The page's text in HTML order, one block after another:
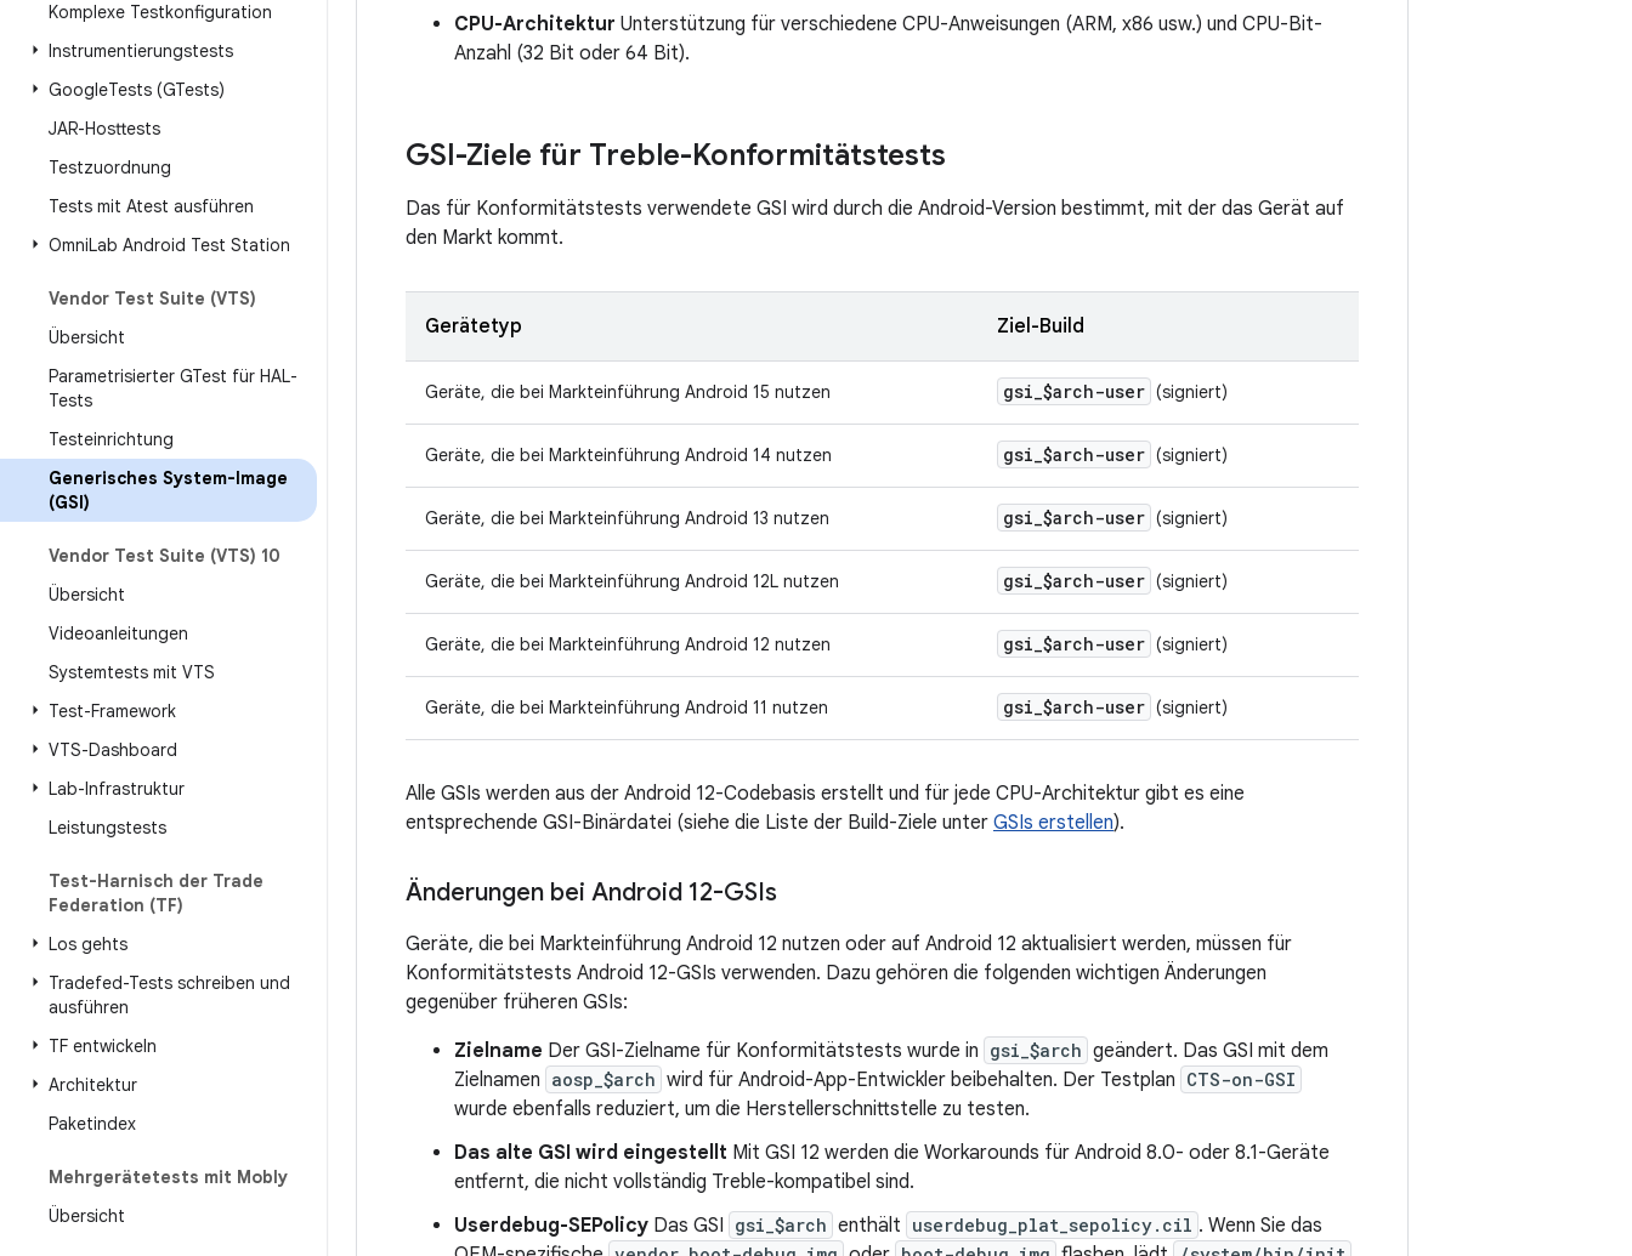
Komplexe Testkonfiguration
Instrumentierungstests
GoogleTests (GTests)
JAR-Hosttests
Testzuordnung
Tests mit Atest ausführen
OmniLab Android Test Station
Vendor Test Suite (VTS)
Übersicht
Parametrisierter GTest für HAL-
Tests
Testeinrichtung
Generisches System-Image
(GSI)
Vendor Test Suite (VTS) 10
Übersicht
Videoanleitungen
Systemtests mit VTS
Test-Framework
VTS-Dashboard
Lab-Infrastruktur
Leistungstests
Test-Harnisch der Trade
Federation (TF)
Los gehts
Tradefed-Tests schreiben und
ausführen
TF entwickeln
Architektur
Paketindex
Mehrgerätetests mit Mobly
Übersicht
CPU-Architektur Unterstützung für verschiedene CPU-Anweisungen (ARM, x86 usw.) und CPU-Bit-
Anzahl (32 Bit oder 64 Bit).
GSI-Ziele für Treble-Konformitätstests
Das für Konformitätstests verwendete GSI wird durch die Android-Version bestimmt, mit der das Gerät auf
den Markt kommt.
Gerätetyp Ziel-Build
Geräte, die bei Markteinführung Android 15 nutzen gsi_$arch-user (signiert)
Geräte, die bei Markteinführung Android 14 nutzen gsi_$arch-user (signiert)
Geräte, die bei Markteinführung Android 13 nutzen gsi_$arch-user (signiert)
Geräte, die bei Markteinführung Android 12L nutzen gsi_$arch-user (signiert)
Geräte, die bei Markteinführung Android 12 nutzen gsi_$arch-user (signiert)
Geräte, die bei Markteinführung Android 11 nutzen gsi_$arch-user (signiert)
Alle GSIs werden aus der Android 12-Codebasis erstellt und für jede CPU-Architektur gibt es eine
entsprechende GSI-Binärdatei (siehe die Liste der Build-Ziele unter GSIs erstellen).
Änderungen bei Android 12-GSIs
Geräte, die bei Markteinführung Android 12 nutzen oder auf Android 12 aktualisiert werden, müssen für
Konformitätstests Android 12-GSIs verwenden. Dazu gehören die folgenden wichtigen Änderungen
gegenüber früheren GSIs:
Zielname Der GSI-Zielname für Konformitätstests wurde in gsi_$arch geändert. Das GSI mit dem
Zielnamen aosp_$arch wird für Android-App-Entwickler beibehalten. Der Testplan CTS-on-GSI
wurde ebenfalls reduziert, um die Herstellerschnittstelle zu testen.
Das alte GSI wird eingestellt Mit GSI 12 werden die Workarounds für Android 8.0- oder 8.1-Geräte
entfernt, die nicht vollständig Treble-kompatibel sind.
Userdebug-SEPolicy Das GSI gsi_$arch enthält userdebug_plat_sepolicy.cil . Wenn Sie das